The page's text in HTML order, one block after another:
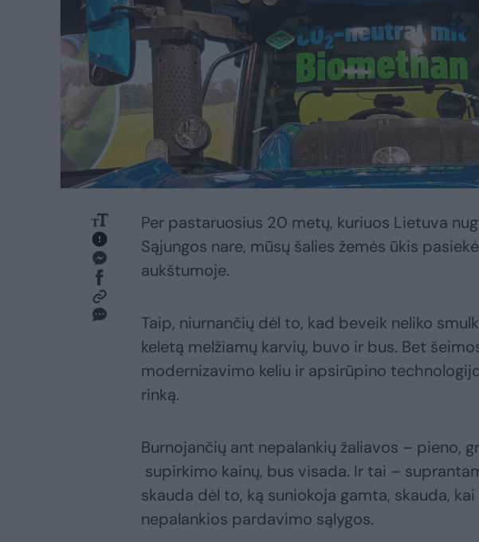
Per pastaruosius 20 metų, kuriuos Lietuva
Sąjungos nare, mūsų šalies žemės ūkis
aukštumoje.
Taip, niurnančių dėl to, kad beveik neliko
keletą melžiamų karvių, buvo ir bus. Bet
modernizavimo keliu ir apsirūpino
rinką.
Burnojančių ant nepalankių žaliavos – pieno,
supirkimo kainų, bus visada. Ir tai –
skauda dėl to, ką suniokoja gamta, skauda,
nepalankios pardavimo sąlygos.